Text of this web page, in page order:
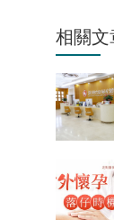
相關文